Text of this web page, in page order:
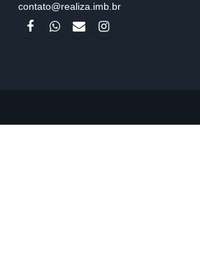
contato@realiza.imb.br